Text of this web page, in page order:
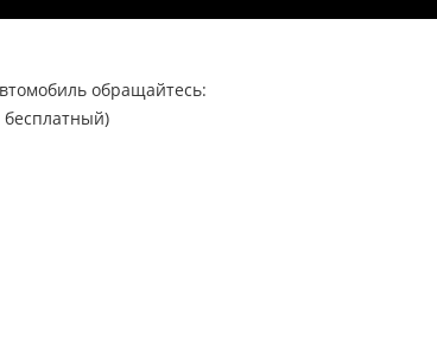
обращайтесь:
бесплатный)